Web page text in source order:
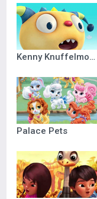
Kenny Knuffelmonster
Palace Pets